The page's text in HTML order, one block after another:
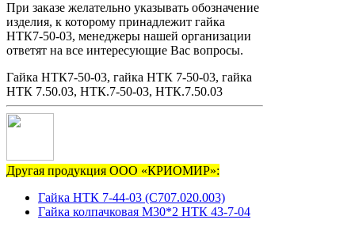
При заказе желательно указывать обозначение
изделия, к которому принадлежит гайка
НТК7-50-03, менеджеры нашей организации
ответят на все интересующие Вас вопросы.
Гайка НТК7-50-03, гайка НТК 7-50-03, гайка
НТК 7.50.03, НТК.7-50-03, НТК.7.50.03
Другая продукция ООО «КРИОМИР»:
Гайка НТК 7-44-03 (С707.020.003)
Гайка колпачковая М30*2 НТК 43-7-04